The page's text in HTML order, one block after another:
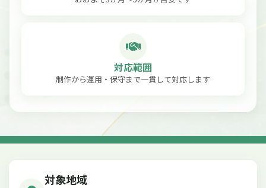
対応範囲
制作から運用・保守まで一貫して対応します
対象地域